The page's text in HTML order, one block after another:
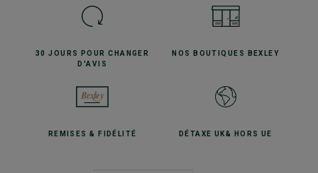
30 JOURS POURCHANGER
D'AVIS
NOS BOUTIQUES BEXLEY
REMISES& FIDÉLITÉ DÉTAXE UK& HORS UE